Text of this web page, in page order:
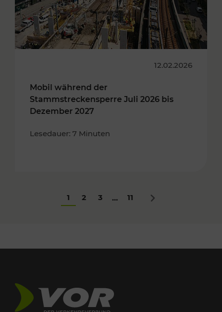
12.02.2026
Mobil während der
Stammstreckensperre Juli 2026 bis
Dezember 2027
Lesedauer: 7 Minuten
1 2 3 ... 11 Nächstes